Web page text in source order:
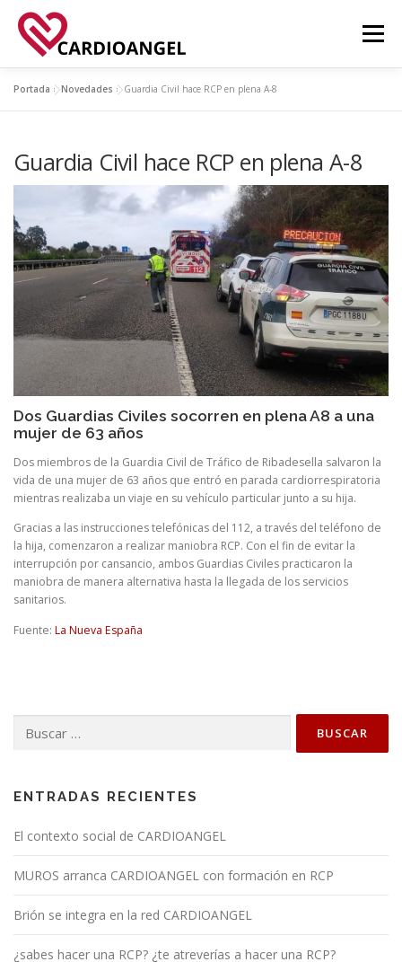
contenido
Menú
NOVEDADES CONTACTO
Portada »Novedades »Guardia Civil hace RCP en plena A-8
Guardia Civil hace RCP en plena A-8
Dos Guardias Civiles socorren en plena A8 a una
mujer de 63 años
Dos miembros de la Guardia Civil de Tráfico de Ribadesella salvaron la
vida de una mujer de 63 años que entró en parada cardiorrespiratoria
mientras realizaba un viaje en su vehículo particular junto a su hija.
Gracias a las instrucciones telefónicas del 112, a través del teléfono de
la hija, comenzaron a realizar maniobra RCP. Con el fin de evitar la
interrupción por cansancio, ambos Guardias Civiles practicaron la
maniobra de manera alternativa hasta la llegada de los servicios
sanitarios.
Fuente: La Nueva España
ENTRADAS RECIENTES
El contexto social de CARDIOANGEL
MUROS arranca CARDIOANGEL con formación en RCP
Brión se integra en la red CARDIOANGEL
¿sabes hacer una RCP? ¿te atreverías a hacer una RCP?